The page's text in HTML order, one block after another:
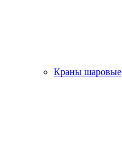
Краны шаровые